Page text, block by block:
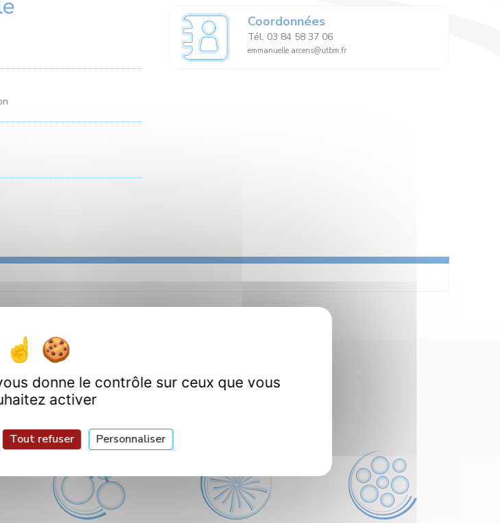
Coordonnées
Tél. 03 84 58 37 06
emmanuelle.arcens@utbm.fr
de Recherche
donne le contrôle sur ceux que vous
activer
Tout refuser Personnaliser